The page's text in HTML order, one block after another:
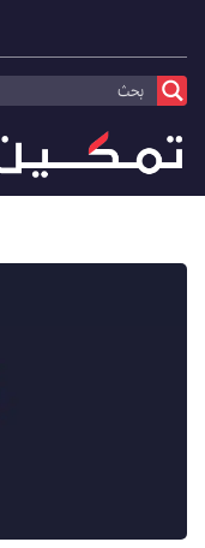
تمكين>أخبارنا>